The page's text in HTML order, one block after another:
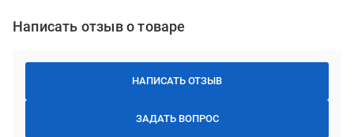
Написать отзыв о товаре
НАПИСАТЬ ОТЗЫВ
ЗАДАТЬ ВОПРОС